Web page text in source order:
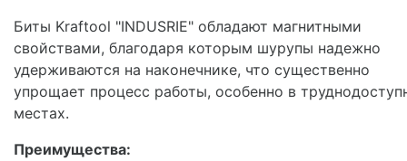
Биты Kraftool "INDUSRIE" обладают магнитными
свойствами, благодаря которым шурупы надежно
удерживаются на наконечнике, что существенно
упрощает процесс работы, особенно в
местах.
Преимущества: